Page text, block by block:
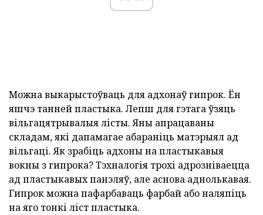
Можна выкарыстоўваць для адхонаў гипрок. Ён
яшчэ танней пластыка. Лепш для гэтага ўзяць
вільгацятрывалыя лісты. Яны апрацаваны
складам, які дапамагае абараніць матэрыял ад
вільгаці. Як зрабіць адхоны на пластыкавыя
вокны з гипрока? Тэхналогія трохі адрозніваецца
ад пластыкавых панэляў, але аснова аднолькавая.
Гипрок можна пафарбаваць фарбай або наляпіць
на яго тонкі ліст пластыка.